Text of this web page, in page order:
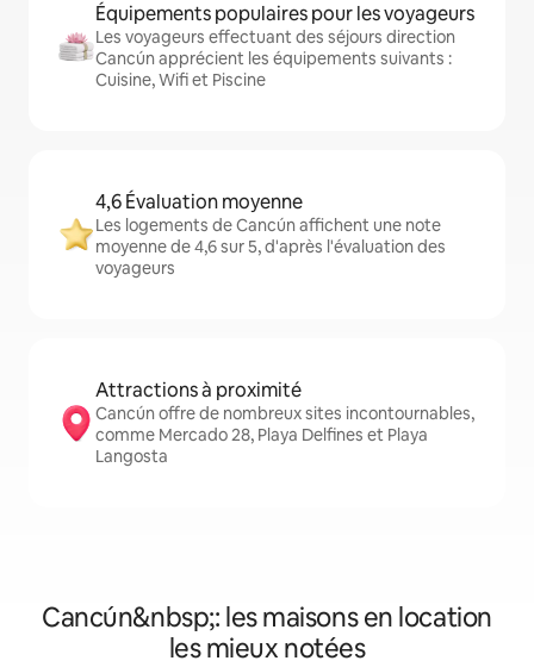
Équipements populaires pour les voyageurs
Les voyageurs effectuant des séjours direction
Cancún apprécient les équipements suivants :
Cuisine, Wifi et Piscine
4,6 Évaluation moyenne
Les logements de Cancún affichent une note
moyenne de 4,6 sur 5, d'après l'évaluation des
voyageurs
Attractions à proximité
Cancún offre de nombreux sites incontournables,
comme Mercado 28, Playa Delfines et Playa
Langosta
Cancún&nbsp;: les maisons en location
les mieux notées